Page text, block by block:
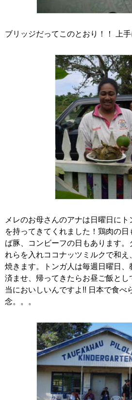
ブリッジだってこのとおり！！ 上手
メレのお母さんのアナは日曜日にト
を持ってきてくれました！鶏肉の
ば豚、コンビーフの日もあります
れらを入れココナッツミルクで和
焼きます。トンガ人は毎週日曜日、
済ませ、帰ってきたらお昼ご飯と
当においしいんですよ!! 日本で食べ
念。。。